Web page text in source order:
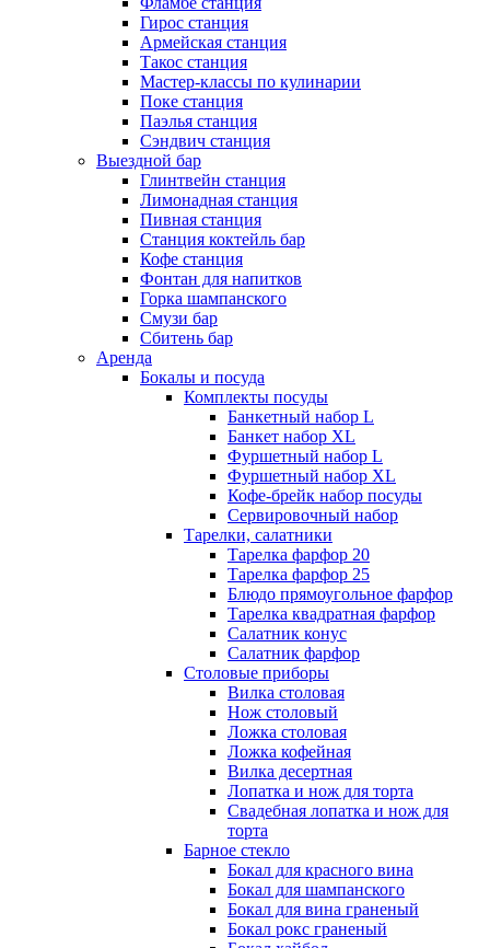
Гирос станция
Армейская станция
Такос станция
Мастер-классы по кулинарии
Поке станция
Паэлья станция
Сэндвич станция
Выездной бар
Глинтвейн станция
Лимонадная станция
Пивная станция
Станция коктейль бар
Кофе станция
Фонтан для напитков
Горка шампанского
Смузи бар
Сбитень бар
Аренда
Бокалы и посуда
Комплекты посуды
Банкетный набор L
Банкет набор XL
Фуршетный набор L
Фуршетный набор ХL
Кофе-брейк набор посуды
Сервировочный набор
Тарелки, салатники
Тарелка фарфор 20
Тарелка фарфор 25
Блюдо прямоугольное фарфор
Тарелка квадратная фарфор
Салатник конус
Салатник фарфор
Столовые приборы
Вилка столовая
Нож столовый
Ложка столовая
Ложка кофейная
Вилка десертная
Лопатка и нож для торта
Свадебная лопатка и нож для
торта
Барное стекло
Бокал для красного вина
Бокал для шампанского
Бокал для вина граненый
Бокал рокс граненый